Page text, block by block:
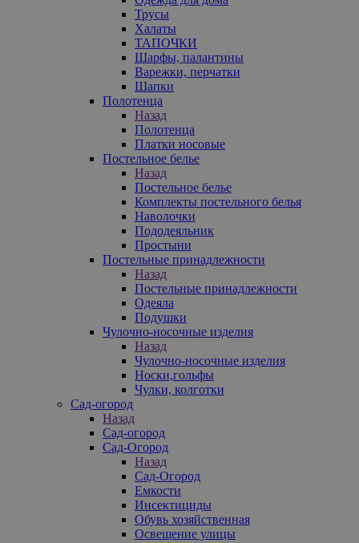
Трусы
Халаты
ТАПОЧКИ
Шарфы, палантины
Варежки, перчатки
Шапки
Полотенца
Назад
Полотенца
Платки носовые
Постельное белье
Назад
Постельное белье
Комплекты постельного белья
Наволочки
Пододеяльник
Простыни
Постельные принадлежности
Назад
Постельные принадлежности
Одеяла
Подушки
Чулочно-носочные изделия
Назад
Чулочно-носочные изделия
Носки,гольфы
Чулки, колготки
Сад-огород
Назад
Сад-огород
Сад-Огород
Назад
Сад-Огород
Емкости
Инсектициды
Обувь хозяйственная
Освещение улицы